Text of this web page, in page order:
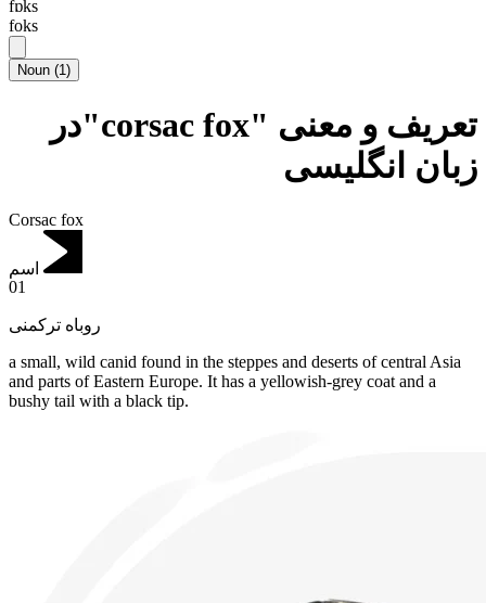
fɒks
foks
Noun (1)
تعریف و معنی "corsac fox"در
زبان انگلیسی
Corsac fox
اسم
01
روباه ترکمنی
a small, wild canid found in the steppes and deserts of central Asia
and parts of Eastern Europe. It has a yellowish-grey coat and a
bushy tail with a black tip.